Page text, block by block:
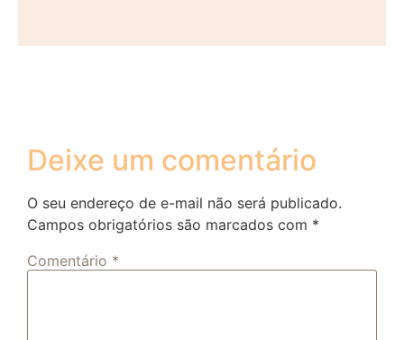
Deixe um comentário
O seu endereço de e-mail não será publicado.
Campos obrigatórios são marcados com *
Comentário *